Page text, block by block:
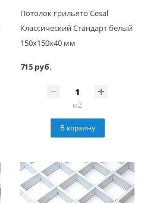
Потолок грильято Cesal
Классический Стандарт белый
150х150х40 мм
715 руб.
м2
В корзину